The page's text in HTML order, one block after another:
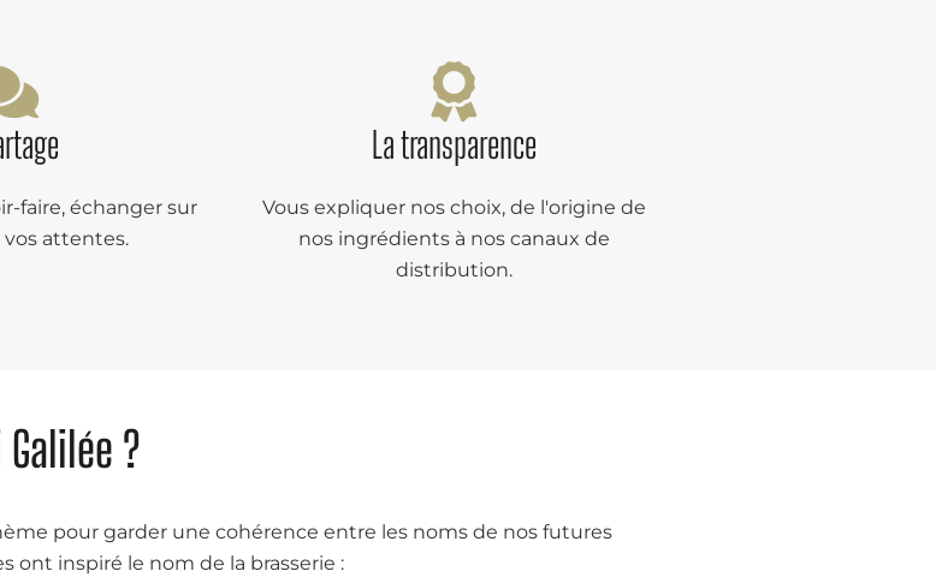
faire, échanger sur
attentes.
La transparence
Vous expliquer nos choix, de l'origine de
nos ingrédients à nos canaux de
distribution.
?
pour garder une cohérence entre les noms de nos futures
ont inspiré le nom de la brasserie :